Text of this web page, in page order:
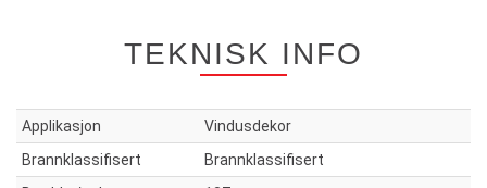
TEKNISK INFO
Applikasjon
Vindusdekor
Brannklassifisert
Brannklassifisert